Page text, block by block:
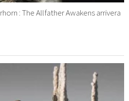
: The Allfather Awakens arrivera